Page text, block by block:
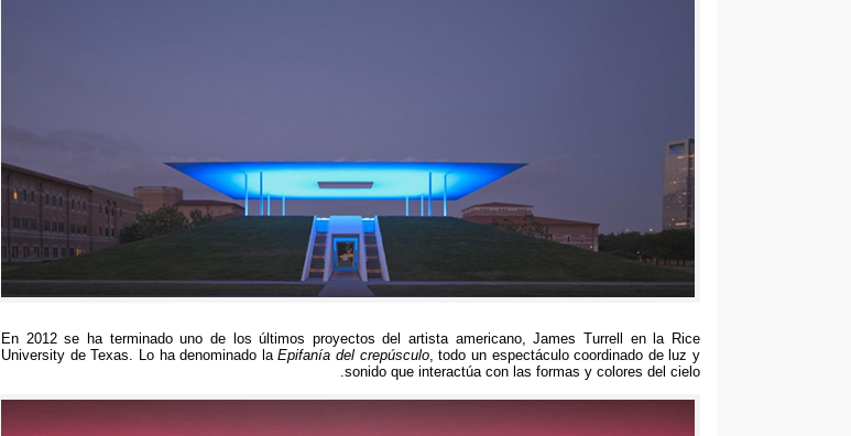
En 2012se ha terminado uno de los últimos proyectos del artista americano,James Turrell en la Rice
University de Texas
Lo ha denominado la Epifanía del crepúsculo,todo un espectáculo coordinado de luz y
sonido que interactúa con las formas y colores del cielo